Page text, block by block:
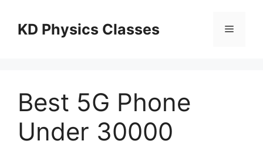
contentKD Physics Classes Menu
Best 5G Phone
Under 30000